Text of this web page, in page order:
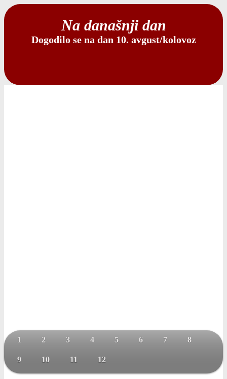
Na današnji dan
Dogodilo se na dan 10. avgust/kolovoz
1 2 3 4 5 6 7 8
9 10 11 12